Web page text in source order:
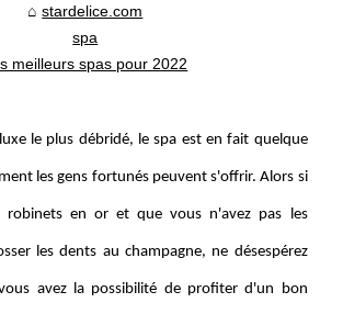
stardelice.com
spa
meilleurs spas pour 2022
le plus débridé, le spa est en fait quelque
les gens fortunés peuvent s'offrir. Alors si
robinets en or et que vous n'avez pas les
les dents au champagne, ne désespérez
avez la possibilité de profiter d'un bon